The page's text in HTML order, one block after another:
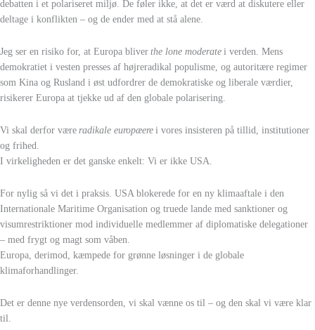
debatten i et polariseret miljø. De føler ikke, at det er værd at diskutere eller
deltage i konflikten – og de ender med at stå alene.
Jeg ser en risiko for, at Europa bliver the lone moderate i verden. Mens
demokratiet i vesten presses af højreradikal populisme, og autoritære regimer
som Kina og Rusland i øst udfordrer de demokratiske og liberale værdier,
risikerer Europa at tjekke ud af den globale polarisering.
Vi skal derfor være radikale europæere i vores insisteren på tillid, institutioner
og frihed.
I virkeligheden er det ganske enkelt: Vi er ikke USA.
For nylig så vi det i praksis. USA blokerede for en ny klimaaftale i den
Internationale Maritime Organisation og truede lande med sanktioner og
visumrestriktioner mod individuelle medlemmer af diplomatiske delegationer
– med frygt og magt som våben.
Europa, derimod, kæmpede for grønne løsninger i de globale
klimaforhandlinger.
Det er denne nye verdensorden, vi skal vænne os til – og den skal vi være klar
til.